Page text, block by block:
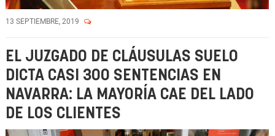
13 SEPTIEMBRE, 2019
EL JUZGADO DE CLÁUSULAS SUELO
DICTA CASI 300 SENTENCIAS EN
NAVARRA: LA MAYORÍA CAE DEL LADO
DE LOS CLIENTES